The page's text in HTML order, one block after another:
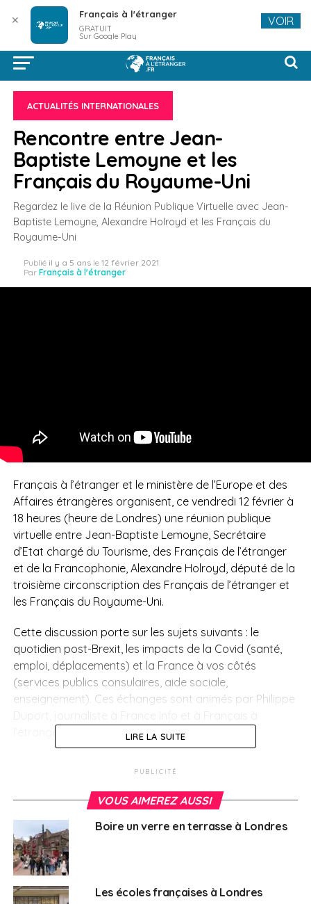
ACTUALITÉS INTERNATIONALES
Rencontre entre Jean-
Baptiste Lemoyne et les
Français du Royaume-Uni
Regardez le live de la Réunion Publique Virtuelle avec Jean-
Baptiste Lemoyne, Alexandre Holroyd et les Français du
Royaume-Uni
Publié il y a 5 ans le 12 février 2021
Par Français à l'étranger
Français à l’étranger et le ministère de l’Europe et des
Affaires étrangères organisent, ce vendredi 12 février à
18 heures (heure de Londres) une réunion publique
virtuelle entre Jean-Baptiste Lemoyne, Secrétaire
d’Etat chargé du Tourisme, des Français de l’étranger
et de la Francophonie, Alexandre Holroyd, député de la
troisième circonscription des Français de l’étranger et
les Français du Royaume-Uni.
Cette discussion porte sur les sujets suivants : le
quotidien post-Brexit, les impacts de la Covid (santé,
emploi, déplacements) et la France à vos côtés
(services publics consulaires, aide sociale,
enseignement). Ces échanges sont animés par Philippe
Français à l’étranger, ainsi que sur lapage Facebook
de l’ambassade de France au Royaume-Uni.
SUJETS ASSOCIÉS:
CORONAVIRUS
FEATURED
A SUIVRE
LIRE LA SUITE
PUBLICITÉ
VOUS AIMEREZ AUSSI
Boire un verre en terrasse à Londres
Les écoles françaises à Londres
✕ Français à l'étranger
GRATUIT
Sur Google Play
VOIR